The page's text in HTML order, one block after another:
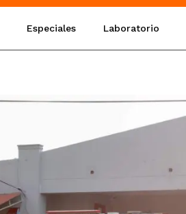
Especiales Laboratorio